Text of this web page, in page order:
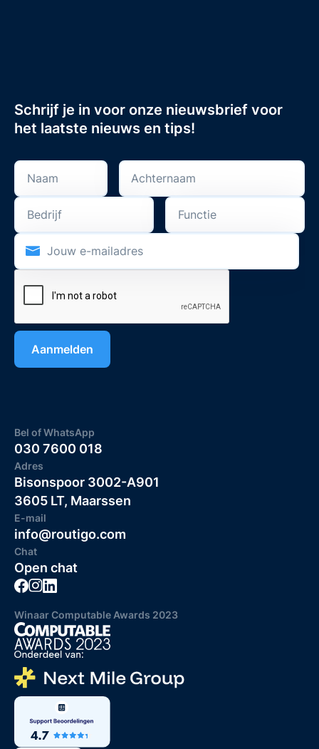
Schrijf je in voor onze nieuwsbrief voor
het laatste nieuws en tips!
Bel of WhatsApp
030 7600 018
Adres
Bisonspoor 3002-A901
3605 LT, Maarssen
E-mail
info@routigo.com
Chat
Open chat
Winaar Computable Awards 2023